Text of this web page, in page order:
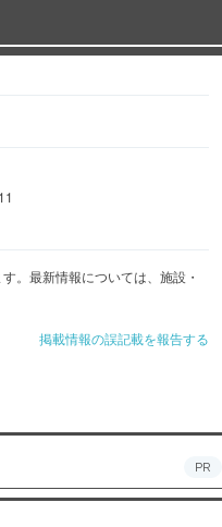
。最新情報については、施設・
掲載情報の誤記載を報告する
PR